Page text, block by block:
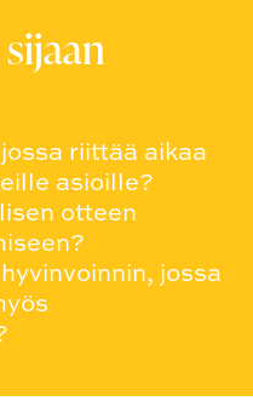
riittää aikaa
asioille?
otteen
jossa